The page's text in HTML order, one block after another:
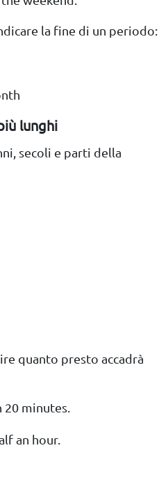
la fine di un periodo:
lunghi
secoli e parti della
quanto presto accadrà
minutes.
an hour.